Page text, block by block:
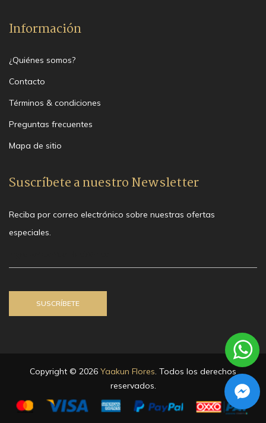
Información
¿Quiénes somos?
Contacto
Términos & condiciones
Preguntas frecuentes
Mapa de sitio
Suscríbete a nuestro Newsletter
Reciba por correo electrónico sobre nuestras ofertas
especiales.
Copyright © 2026 Yaakun Flores. Todos los derechos
reservados.